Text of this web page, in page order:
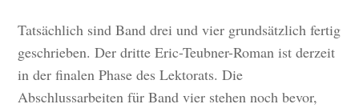
Tatsächlich sind Band drei und vier grundsätzlich fertig
geschrieben. Der dritte Eric-Teubner-Roman ist derzeit
in der finalen Phase des Lektorats. Die
Abschlussarbeiten für Band vier stehen noch bevor,